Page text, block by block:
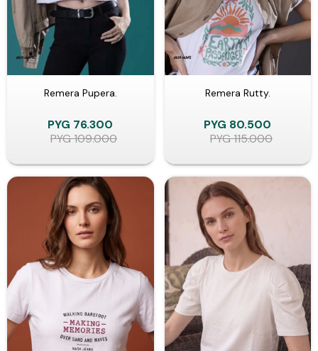
Remera Pupera.
PYG 76.300
PYG109.000
Remera Rutty.
PYG 80.500
PYG115.000